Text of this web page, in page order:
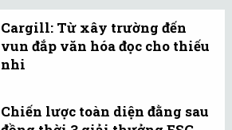
Cargill: Từ xây trường đến
vun đắp văn hóa đọc cho thiếu
nhi
Chiến lược toàn diện đằng sau